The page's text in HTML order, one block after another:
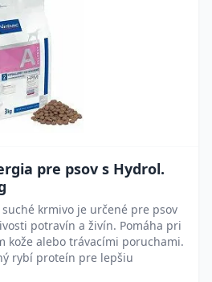
pre psov s Hydrol.
krmivo je určené pre psov
potravín a živín. Pomáha pri
kože alebo trávacími poruchami.
rybí proteín pre lepšiu